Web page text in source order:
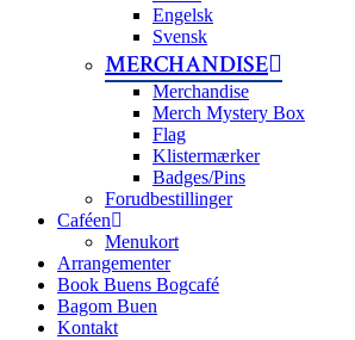
Engelsk
Svensk
MERCHANDISE
Merchandise
Merch Mystery Box
Flag
Klistermærker
Badges/Pins
Forudbestillinger
Caféen
Menukort
Arrangementer
Book Buens Bogcafé
Bagom Buen
Kontakt